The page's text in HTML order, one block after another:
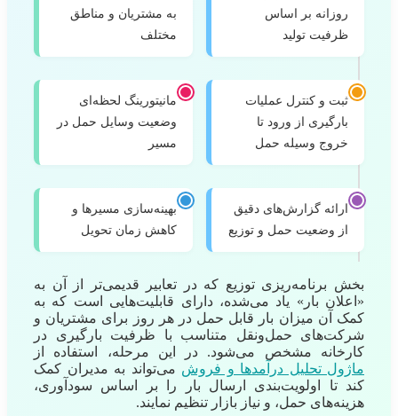
روزانه بر اساس
ظرفیت تولید
به مشتریان و مناطق
مختلف
ثبت و کنترل عملیات
بارگیری از ورود تا
خروج وسیله حمل
مانیتورینگ لحظه‌ای
وضعیت وسایل حمل در
مسیر
ارائه گزارش‌های دقیق
از وضعیت حمل و توزیع
بهینه‌سازی مسیرها و
کاهش زمان تحویل
بخش برنامه‌ریزی توزیع که در تعابیر قدیمی‌تر از آن به
«اعلان بار» یاد می‌شده، دارای قابلیت‌هایی است که به
کمک آن میزان بار قابل حمل در هر روز برای مشتریان و
شرکت‌های حمل‌ونقل متناسب با ظرفیت بارگیری در
کارخانه مشخص می‌شود. در این مرحله، استفاده از
ماژول تحلیل درآمدها و فروش می‌تواند به مدیران کمک
کند تا اولویت‌بندی ارسال بار را بر اساس سودآوری،
هزینه‌های حمل، و نیاز بازار تنظیم نمایند.